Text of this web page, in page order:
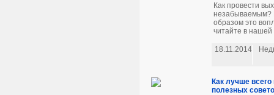
Как провести
незабываемым?
образом это
читайте в нашей
18.11.2014
Как лучше
полезных